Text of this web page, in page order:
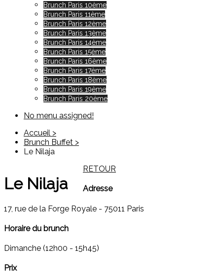
Brunch Paris 10ème
Brunch Paris 11ème
Brunch Paris 12ème
Brunch Paris 13ème
Brunch Paris 14ème
Brunch Paris 15ème
Brunch Paris 16ème
Brunch Paris 17ème
Brunch Paris 18ème
Brunch Paris 19ème
Brunch Paris 20ème
No menu assigned!
Accueil >
Brunch Buffet >
Le Nilaja
Le Nilaja
RETOUR
Adresse
17, rue de la Forge Royale - 75011 Paris
Horaire du brunch
Dimanche (12h00 - 15h45)
Prix